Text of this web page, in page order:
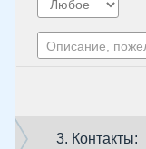
3. Контакты: